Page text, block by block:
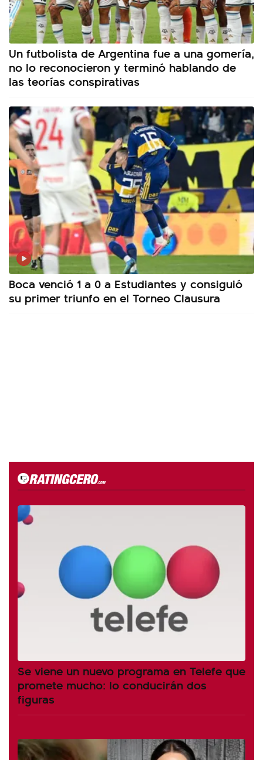
Un futbolista de Argentina fue a una gomería,
no lo reconocieron y terminó hablando de
las teorías conspirativas
Boca venció 1 a 0 a Estudiantes y consiguió
su primer triunfo en el Torneo Clausura
Se viene un nuevo programa en Telefe que
promete mucho: lo conducirán dos
figuras